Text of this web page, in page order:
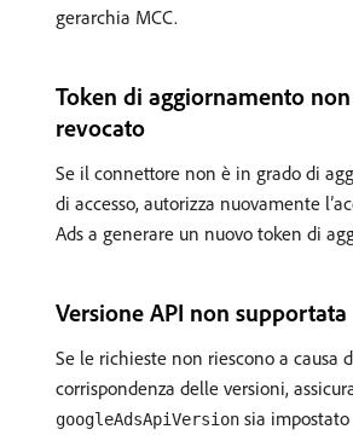
gerarchia MCC.
Token di aggiornamento
revocato
Se il connettore non è in grado di
di accesso, autorizza nuovamente
Ads a generare un nuovo token di
Versione API non supportata
Se le richieste non riescono a causa
corrispondenza delle versioni,
googleAdsApiVersion sia